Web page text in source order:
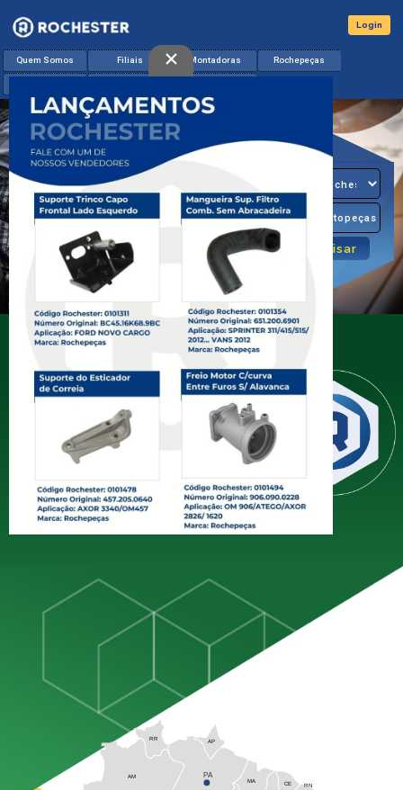
×
Quem Somos Filiais Montadoras Rochepeças
Login
O Seu
Distribuidor
de Miudezas
Diesel
A Rochester é líder no mercado de
estando presente em todo o
território brasileiro com mais de 60
anos de experiência dedicados
exclusivamente ao setor
AM PA
AP
CE
RR
MA
RN